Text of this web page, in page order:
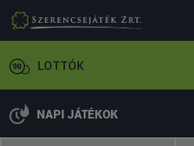
LOTTÓK
NAPI JÁTÉKOK